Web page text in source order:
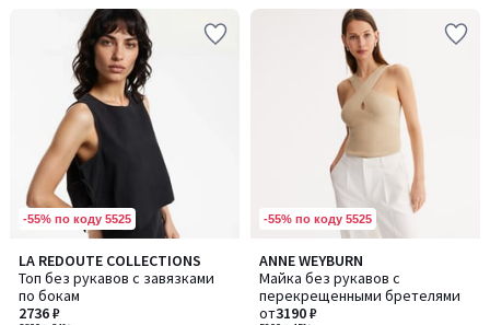
-55% по коду 5525
LA REDOUTE COLLECTIONS
Топ без рукавов с завязками
по бокам
2736 ₽
5
/
5
Количество
цветов:
2
-55% по коду 5525
ANNE WEYBURN
Майка без рукавов с
перекрещенными бретелями
от3190 ₽
Количество
цветов:
2